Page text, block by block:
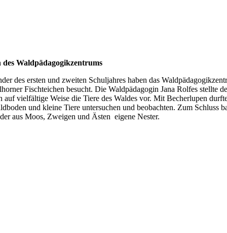
des Waldpädagogikzentrums
des ersten und zweiten Schuljahres haben das
Fischteichen besucht. Die Waldpädagogin Jana Rolfes stellte
auf vielfältige Weise die Tiere des Waldes vor. Mit Becherlupen
und kleine Tiere untersuchen und beobachten. Zum Schluss
aus Moos, Zweigen und Ästen eigene Nester.